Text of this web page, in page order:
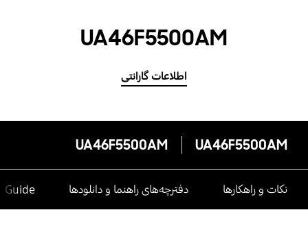
UA46F5500AM
اطلاعات گارانتی
UA46F5500AM
UA46F5500AM
نکات و راهکارها دفترچه‌های راهنما و دانلودها